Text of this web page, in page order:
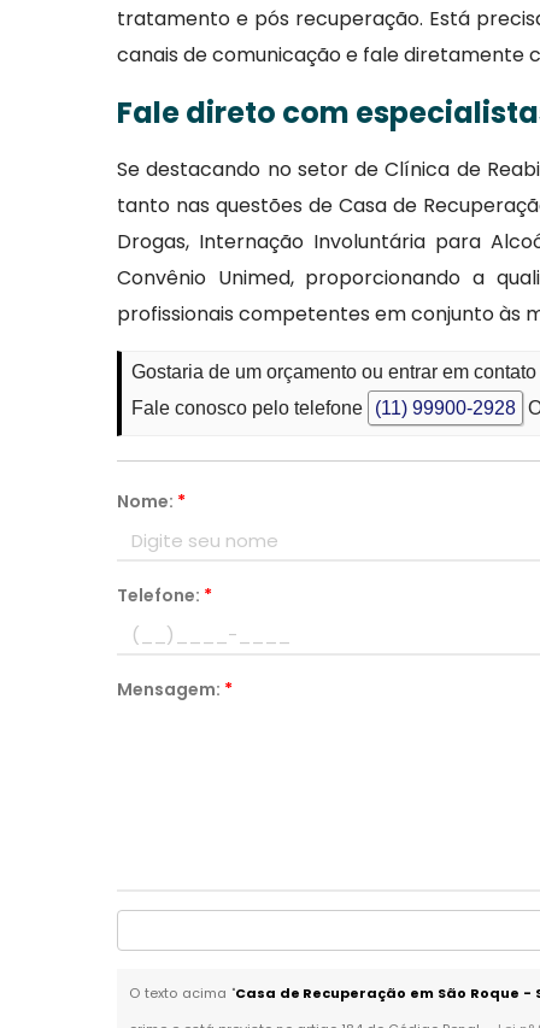
tratamento e pós recuperação. Está
canais de comunicação e fale diretamente
Fale direto com
Se destacando no setor de Clínica de
tanto nas questões de Casa de
Drogas, Internação Involuntária para
Convênio Unimed, proporcionando a
profissionais competentes em conjunto às
Gostaria de um orçamento ou entrar em
Fale conosco pelo telefone
(11) 99900-2928
Nome: *
Telefone: *
Mensagem: *
O texto acima "Casa de Recuperação em São Roque -